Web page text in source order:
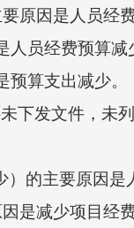
原因是人员经费
员经费预算减
算支出减少。
发文件，未列
的主要原因是
是减少项目经费